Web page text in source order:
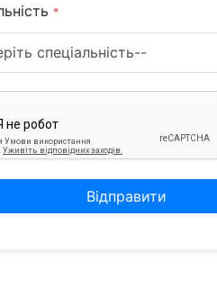
*
Відправити